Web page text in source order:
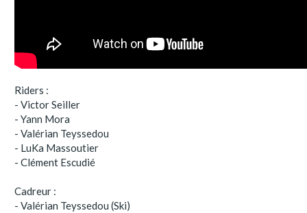
Riders :
- Victor Seiller
- Yann Mora
- Valérian Teyssedou
- LuKa Massoutier
- Clément Escudié
Cadreur :
- Valérian Teyssedou (Ski)